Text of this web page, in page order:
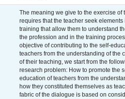
The meaning we give to the exercise of
requires that the teacher seek elements
training that allow them to understand
the profession and in the training
objective of contributing to the self-
teachers from the understanding of the
of their teaching, we start from the
research problem: How to promote the
education of teachers from the
how they constituted themselves as
fabric of the dialogue is based on